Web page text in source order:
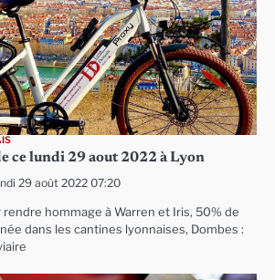
ce lundi 29 aout 2022 à Lyon
29 août 2022 07:20
hommage à Warren et Iris, 50% de
dans les cantines lyonnaises, Dombes :